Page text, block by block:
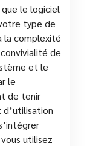
le logiciel
type de
la complexité
de
et le
le
de tenir
utilisez